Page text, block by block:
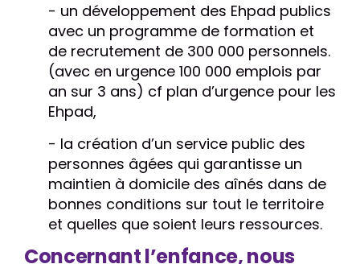
- un développement des Ehpad publics
avec un programme de formation et
de recrutement de 300 000 personnels.
(avec en urgence 100 000 emplois par
an sur 3 ans) cf plan d’urgence pour les
Ehpad,
- la création d’un service public des
personnes âgées qui garantisse un
maintien à domicile des aînés dans de
bonnes conditions sur tout le territoire
et quelles que soient leurs ressources.
Concernant l’enfance, nous